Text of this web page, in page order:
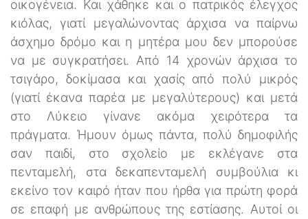
οικογένεια. Και χάθηκε και ο πατρικός έλεγχος
κιόλας, γιατί μεγαλώνοντας άρχισα να παίρνω
άσχημο δρόμο και η μητέρα μου δεν μπορούσε
να με συγκρατήσει. Από 14 χρονών άρχισα το
τσιγάρο, δοκίμασα και χασίς από πολύ μικρός
(γιατί έκανα παρέα με μεγαλύτερους) και μετά
στο Λύκειο γίνανε ακόμα χειρότερα τα
πράγματα. Ήμουν όμως πάντα, πολύ δημοφιλής
σαν παιδί, στο σχολείο με εκλέγανε στα
πενταμελή, στα δεκαπενταμελή συμβούλια κι
εκείνο τον καιρό ήταν που ήρθα για πρώτη φορά
σε επαφή με ανθρώπους της εστίασης. Αυτοί οι